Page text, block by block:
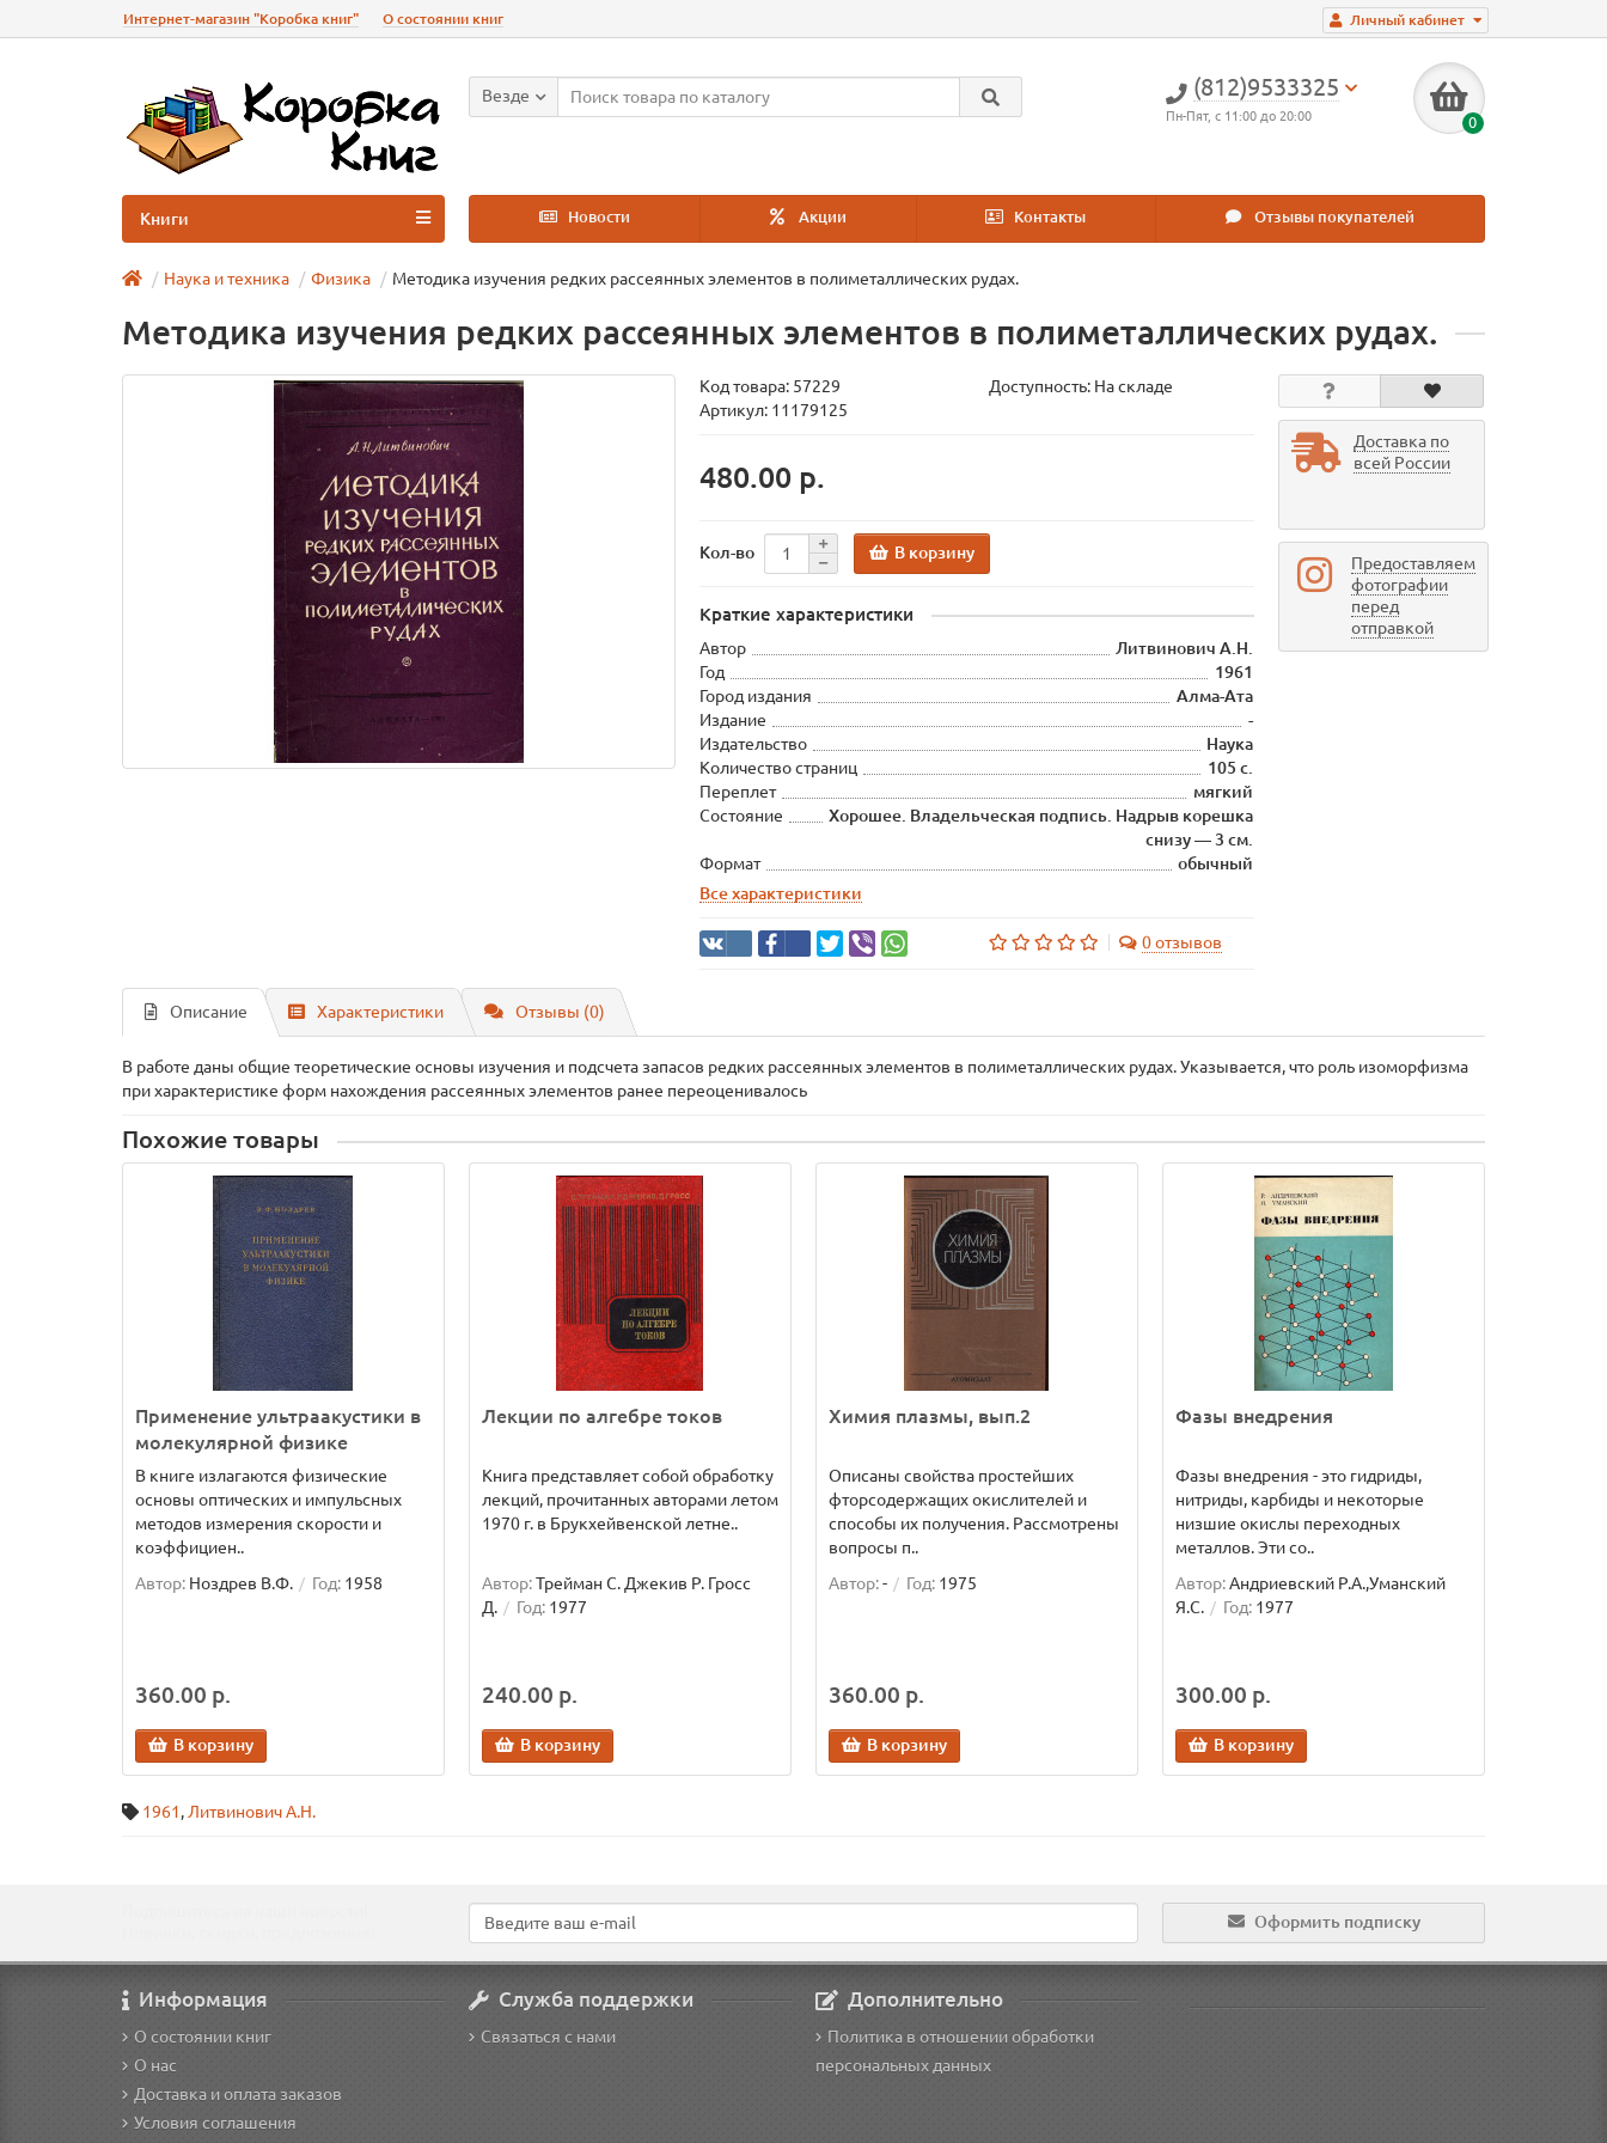
Личный кабинет
Интернет-магазин "Коробка книг" О состоянии книг
(812)9533325
Пн-Пят, с 11:00 до 20:00 0
Везде
Новости Акции Контакты Отзывы покупателей
Книги
Наука и техника Физика Методика изучения редких рассеянных элементов в полиметаллических рудах.
Методика изучения редких рассеянных элементов в полиметаллических рудах.
Код товара: 57229
Доступность: На складе
Артикул: 11179125
480.00 р.
Кол-во В корзину
Краткие характеристики
Автор
Литвинович А.Н.
Год
1961
Город издания
Алма-Ата
Издание
-
Издательство
Наука
Количество страниц
105 с.
Переплет
мягкий
Состояние
Хорошее. Владельческая подпись. Надрыв корешка
снизу — 3 см.
Формат
обычный
Все характеристики
0 отзывов
Доставка по
всей России
Предоставляем
фотографии
перед
отправкой
Описание Характеристики Отзывы (0)
В работе даны общие теоретические основы изучения и подсчета запасов редких рассеянных элементов в полиметаллических рудах. Указывается, что роль изоморфизма
при характеристике форм нахождения рассеянных элементов ранее переоценивалось
Похожие товары
Применение ультраакустики в
молекулярной физике
В книге излагаются физические
основы оптических и импульсных
методов измерения скорости и
коэффициен..
Автор: Ноздрев В.Ф. Год: 1958
360.00 р.
В корзину
Лекции по алгебре токов
Книга представляет собой обработку
лекций, прочитанных авторами летом
1970 г. в Брукхейвенской летне..
Автор:Трейман С. Джекив Р. Гросс
Д.
Год: 1977
240.00 р.
В корзину
Химия плазмы, вып.2
Описаны свойства простейших
фторсодержащих окислителей и
способы их получения. Рассмотрены
вопросы п..
Автор:- Год: 1975
360.00 р.
В корзину
Фазы внедрения
Фазы внедрения - это гидриды,
нитриды, карбиды и некоторые
низшие окислы переходных
металлов. Эти со..
Автор:Андриевский Р.А.,Уманский
Я.С.
Год: 1977
300.00 р.
В корзину
1961, Литвинович А.Н.
Оформить подписку
Информация
О состоянии книг
О нас
Доставка и оплата заказов
Условия соглашения
Служба поддержки
Связаться с нами
Дополнительно
Политика в отношении обработки
персональных данных